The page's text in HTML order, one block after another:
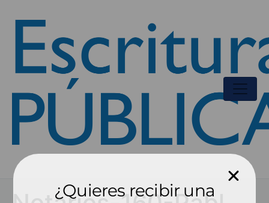
¿Quieres recibir una